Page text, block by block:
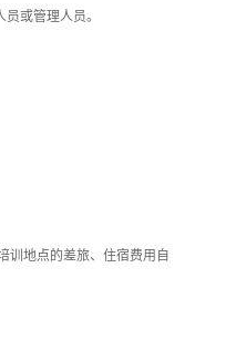
或管理人员。
训地点的差旅、住宿费用自